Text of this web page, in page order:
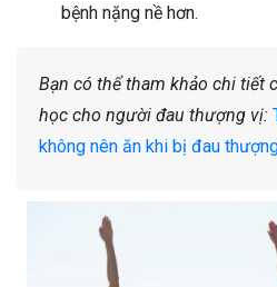
bệnh nặng nề hơn.
Bạn có thể tham khảo chi tiết
học cho người đau thượng vị:
không nên ăn khi bị đau